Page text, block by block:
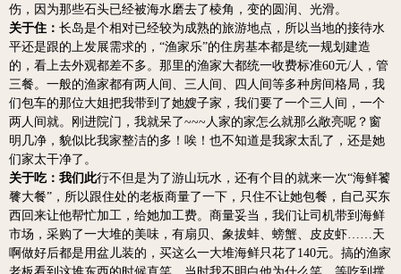
伤，因为那些石头已经被海水磨去了棱角，变的圆润、光滑。
关于住： 长岛是个相对已经较为成熟的旅游地点，所以当地的接待水
平还是跟的上发展需求的，“渔家乐”的住房基本都是统一规划建造
的，看上去外观都差不多。那里的渔家大都统一收费标准60元/人，管
三餐。一般的渔家都有两人间、三人间、四人间等多种房间格局，我
们包车的那位大姐把我带到了她嫂子家，我们要了一个三人间，一个
两人间就。刚进院门，我就呆了~~~人家的家怎么就那么敞亮呢？窗
明几净，貌似比我家整洁的多！唉！也不知道是我家太乱了，还是她
们家太干净了。
关于吃：我们此行不但是为了游山玩水，还有个目的就来一次“海鲜饕
餮大餐”，所以跟住处的老板商量了一下，只住不让她包餐，自己买东
西回来让他帮忙加工，给她加工费。商量妥当，我们让司机带到海鲜
市场，采购了一大堆的美味，有扇贝、象拔蚌、螃蟹、皮皮虾……天
啊做好后都是用盆儿装的，买这么一大堆海鲜只花了140元。搞的渔家